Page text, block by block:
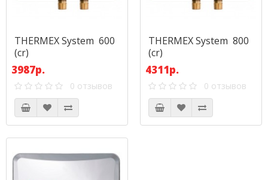
THERMEX System 600
(cr)
3987р.
0 отзывов
THERMEX System 800
(cr)
4311р.
0 отзывов